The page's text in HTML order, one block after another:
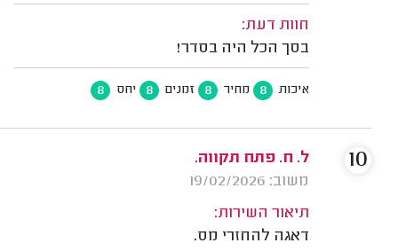
חוות דעת:
בסך הכל היה בסדר!
איכות 8 מחיר 8 זמנים 8 יחס 8
ל. ח. פתח תקווה.
משוב: 19/02/2026
תיאור השירות:
דאגה להחזרי מס.
10